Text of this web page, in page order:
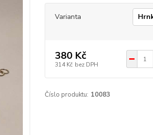
Varianta
380 Kč
314 Kč bez DPH
Číslo produktu: 10083